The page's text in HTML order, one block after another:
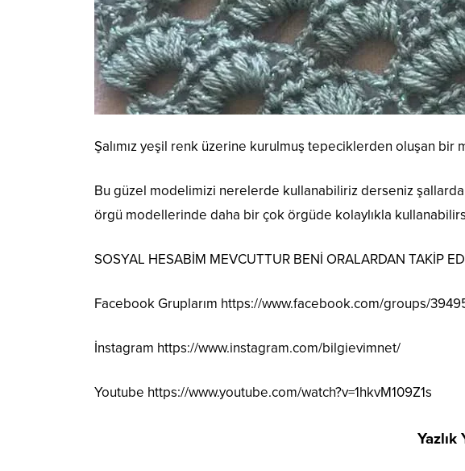
Şalımız yeşil renk üzerine kurulmuş tepeciklerden oluşan bir
Bu güzel modelimizi nerelerde kullanabiliriz derseniz
örgü modellerinde daha bir çok örgüde kolaylıkla
SOSYAL HESABİM MEVCUTTUR BENİ ORALARDAN TAKİP
Facebook Gruplarım https://www.facebook.com/groups/
İnstagram https://www.instagram.com/bilgievimnet/
Youtube https://www.youtube.com/watch?v=1hkvM109Z1s